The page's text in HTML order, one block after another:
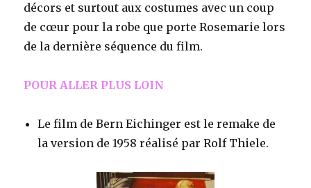
décors et surtout aux costumes avec un coup
de cœur pour la robe que porte Rosemarie lors
de la dernière séquence du film.
POUR ALLER PLUS LOIN
Le film de Bern Eichinger est le remake de
la version de 1958 réalisé par Rolf Thiele.